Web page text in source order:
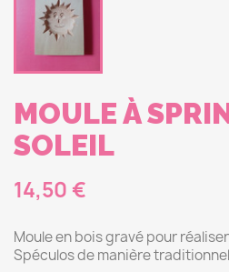
MOULE À
SOLEIL
14,50 €
Moule en bois gravé pour
Spéculos de manière